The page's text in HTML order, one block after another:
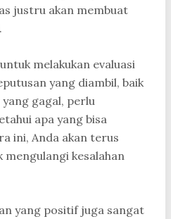
justru akan membuat
melakukan evaluasi
yang diambil, baik
gagal, perlu
apa yang bisa
ini, Anda akan terus
kesalahan
yang positif juga sangat